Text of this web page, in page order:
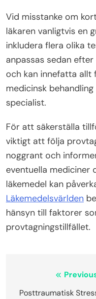
Vid misstanke om
läkaren vanligtvis en
inkludera flera olika
anpassas sedan
och kan innefatta allt
medicinsk
specialist.
För att säkerställa
viktigt att följa
noggrant och
eventuella mediciner
läkemedel kan
Läkemedelsvärlden
hänsyn till faktorer
provtagningstillfället.
Posttraumatisk